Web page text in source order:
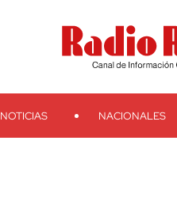
TelegramTeveo Ivoox RSS
NOTICIAS NACIONALES